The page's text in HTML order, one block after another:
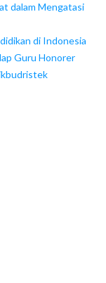
dalam Mengatasi
di Indonesia
Guru Honorer